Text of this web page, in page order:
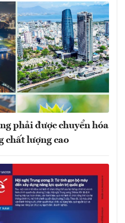
phải được chuyển hóa
chất lượng cao